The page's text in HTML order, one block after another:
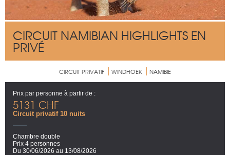
CIRCUIT NAMIBIAN HIGHLIGHTS EN
PRIVÉ
CIRCUIT PRIVATIF WINDHOEK NAMIBIE
Prix par personne à partir de :
5131 CHF
Circuit privatif 10 nuits
Chambre double
Prix 4 personnes
Du 30/06/2026 au 13/08/2026